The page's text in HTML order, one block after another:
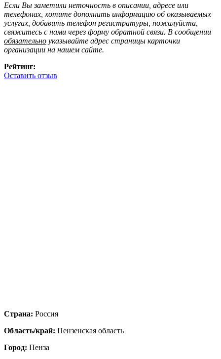
Если Вы заметили неточность в описании, адресе или
телефонах, хотите дополнить информацию об оказываемых
услугах, добавить телефон регистратуры, пожалуйста,
свяжитесь с нами через форму обратной связи. В сообщении
обязательно указывайте адрес страницы карточки
организации на нашем сайте.
Рейтинг:
Оставить отзыв
Страна: Россия
Область/край: Пензенская область
Город: Пенза